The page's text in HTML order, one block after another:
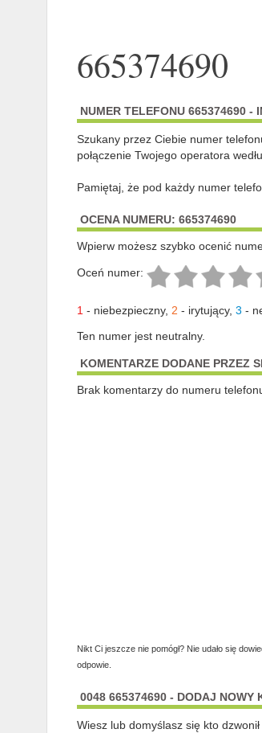
665374690
NUMER TELEFONU 665374690 -
Szukany przez Ciebie numer
połączenie Twojego operatora
Pamiętaj, że pod każdy numer
OCENA NUMERU: 665374690
Wpierw możesz szybko ocenić
Oceń numer:
1- niebezpieczny, 2 - irytujący, 3 -
Ten numer jest neutralny.
KOMENTARZE DODANE PRZEZ
Brak komentarzy do numeru
Nikt Ci jeszcze nie pomógł? Nie udało się
odpowie.
0048 665374690 - DODAJ NOWY
Wiesz lub domyślasz się kto